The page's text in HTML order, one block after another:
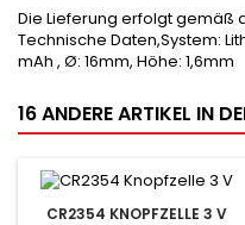
Die Lieferung erfolgt gemäß
Technische Daten,System:
mAh , Ø: 16mm, Höhe: 1,6mm
16 ANDERE ARTIKEL IN
CR2354 KNOPFZELLE 3 V